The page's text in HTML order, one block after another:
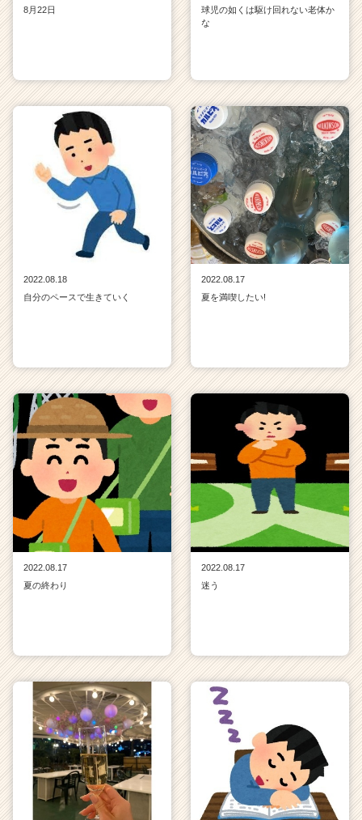
8月22日
球児の如くは駆け回れない老体か
な
2022.08.18
自分のペースで生きていく
2022.08.17
夏を満喫したい!
2022.08.17
夏の終わり
2022.08.17
迷う